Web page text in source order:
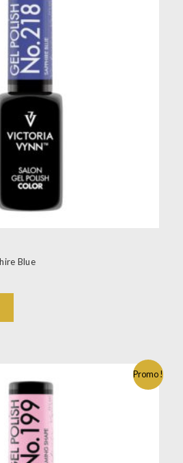
Blue
Promo !